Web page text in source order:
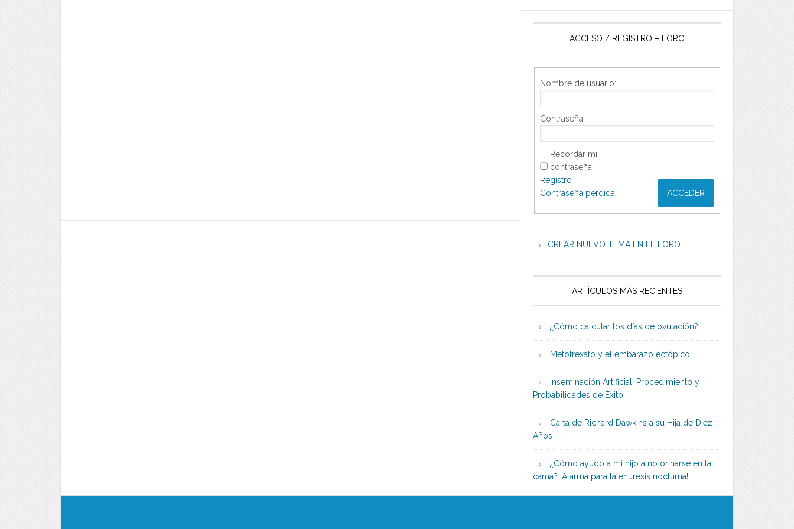
ACCESO / REGISTRO – FORO
Nombre de usuario:
Contraseña:
Recordar mi
contraseña
ACCEDER
Registro
Contraseña perdida
CREAR NUEVO TEMA EN EL FORO
ARTÍCULOS MÁS RECIENTES
¿Cómo calcular los días de ovulación?
Metotrexato y el embarazo ectópico
Inseminación Artificial: Procedimiento y
Probabilidades de Éxito
Carta de Richard Dawkins a su Hija de Diez
Años
¿Cómo ayudo a mi hijo a no orinarse en la
cama? ¡Alarma para la enuresis nocturna!